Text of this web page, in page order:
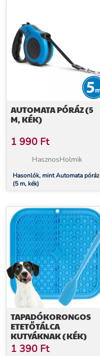
AUTOMATA PÓRÁZ (5
M, KÉK)
1 990 Ft
HasznosHolmik
Hasonlók, mint Automata póráz
(5 m, kék)
TAPADÓKORONGOS
ETETŐTÁLCA
KUTYÁKNAK (KÉK)
1 390 Ft